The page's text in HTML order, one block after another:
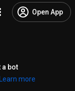
Open App
a bot
Learn more